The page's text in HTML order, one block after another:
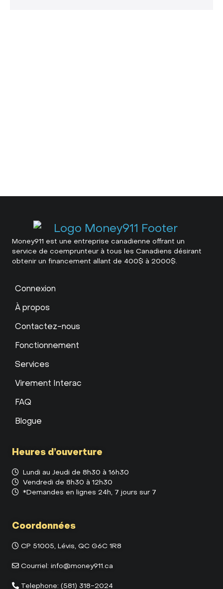
Money911 est une entreprise canadienne offrant un
service de coemprunteur à tous les Canadiens désirant
obtenir un financement allant de 400$ à 2000$.
Connexion
À propos
Contactez-nous
Fonctionnement
Services
Virement Interac
FAQ
Blogue
Heures d’ouverture
Lundi au Jeudi de 8h30 à 16h30
Vendredi de 8h30 à 12h30
*Demandes en lignes 24h, 7 jours sur 7
Coordonnées
CP 51005, Lévis, QC G6C 1R8
Courriel: info@money911.ca
Telephone: (581) 318-2024